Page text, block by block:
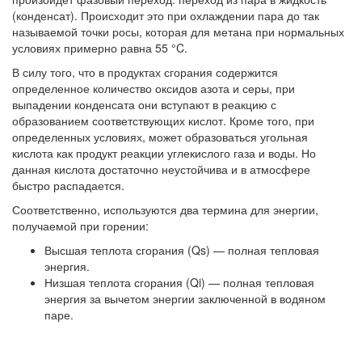
(конденсат). Происходит это при охлаждении пара до так
называемой точки росы, которая для метана при нормальных
условиях примерно равна 55 °C.
В силу того, что в продуктах сгорания содержится
определенное количество оксидов азота и серы, при
выпадении конденсата они вступают в реакцию с
образованием соответствующих кислот. Кроме того, при
определенных условиях, может образоваться угольная
кислота как продукт реакции углекислого газа и воды. Но
данная кислота достаточно неустойчива и в атмосфере
быстро распадается.
Соответственно, используются два термина для энергии,
получаемой при горении:
Высшая теплота сгорания (Qs) — полная тепловая
энергия.
Низшая теплота сгорания (Qi) — полная тепловая
энергия за вычетом энергии заключенной в водяном
паре.